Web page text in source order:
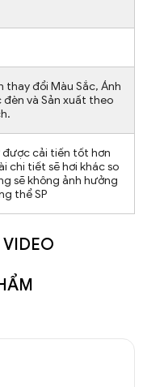
thay đổi Màu Sắc, Ánh
đèn và Sản xuất theo
được cải tiến tốt hơn
chi tiết sẽ hơi khác so
sẽ không ảnh hưởng
thể SP